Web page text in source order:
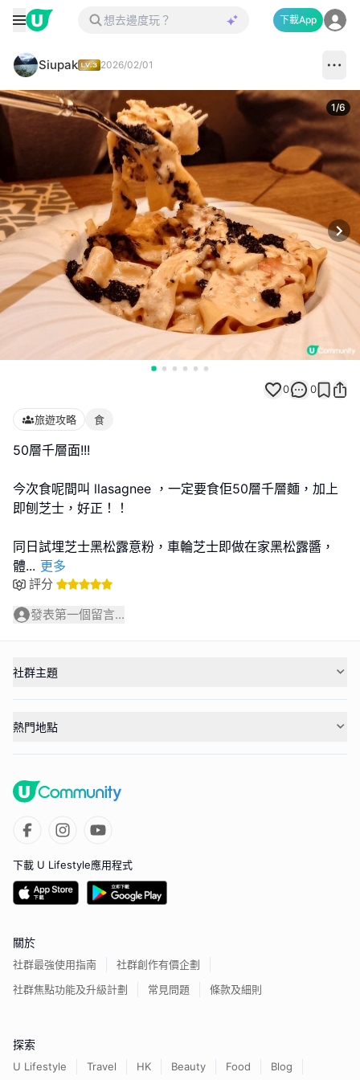
下載App
Siupak 2026/02/01
1/6
0 0
旅遊攻略 食
50層千層面!!!
今次食呢間叫 llasagnee ，一定要食佢50層千層麵，加上
即刨芝士，好正！！
同日試埋芝士黑松露意粉，車輪芝士即做在家黑松露醬，
體... 更多
評分
發表第一個留言...
社群主題
熱門地點
下載 U Lifestyle應用程式
關於
社群最強使用指南
社群創作有價企劃
社群焦點功能及升級計劃
常見問題 條款及細則
探索
U Lifestyle Travel HK Beauty Food Blog